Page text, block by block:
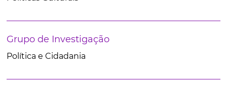
Grupo de Investigação
Política e Cidadania